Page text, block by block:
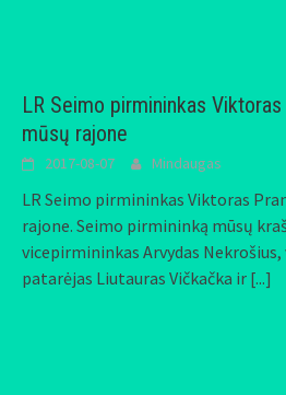
LR Seimo pirmininkas
mūsų rajone
2017-08-07 Mindaugas
LR Seimo pirmininkas Viktoras
rajone. Seimo pirmininką mūsų
vicepirmininkas Arvydas
patarėjas Liutauras Vičkačka ir [...]